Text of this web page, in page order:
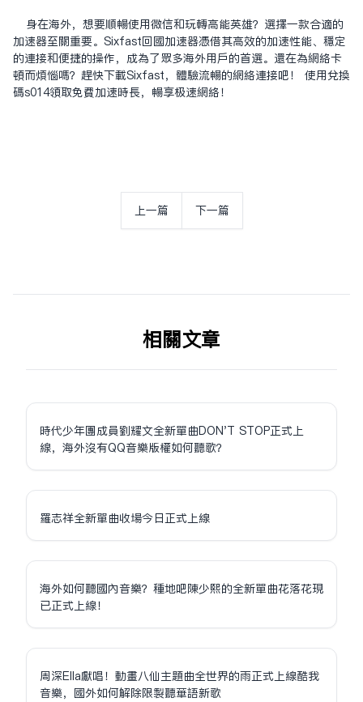
身在海外，想要顺畅使用微信和玩转高能英雄？选择一款合适的
加速器至关重要。Sixfast回国加速器凭借其高效的加速性能、稳定
的连接和便捷的操作，成为了众多海外用户的首选。还在为网络卡
顿而烦恼吗？赶快下载Sixfast，体验流畅的网络连接吧！ 使用兑换
码s014领取免费加速时长，畅享极速网络！
上一篇 下一篇
相关文章
時代少年團成員劉耀文全新單曲DON'T STOP正式上
線，海外沒有QQ音樂版權如何聽歌？
羅志祥全新單曲收場今日正式上線
海外如何聽國內音樂？種地吧陳少熙的全新單曲花落花現
已正式上線！
周深Ella獻唱！動畫八仙主題曲全世界的雨正式上線酷我
音樂，國外如何解除限制聽華語新歌